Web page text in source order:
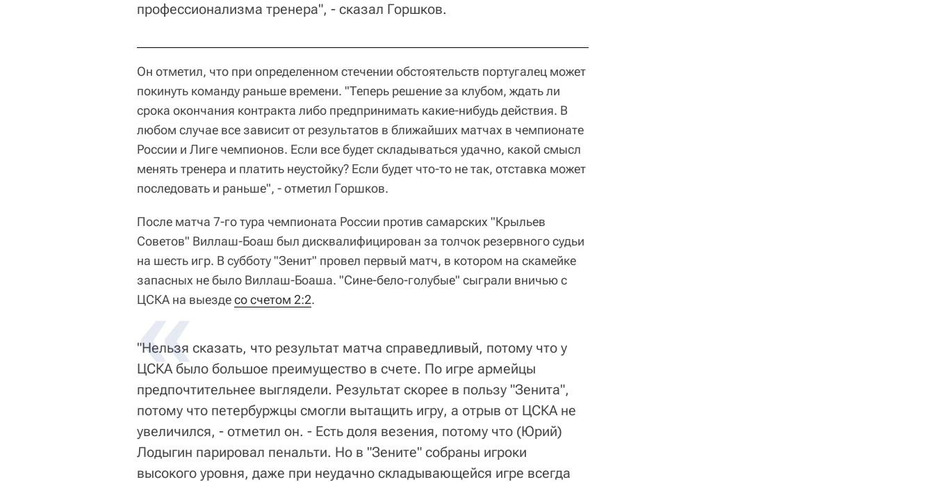
профессионализма тренера", - сказал Горшков.
Он отметил, что при определенном стечении обстоятельств португалец может
покинуть команду раньше времени. "Теперь решение за клубом, ждать ли
срока окончания контракта либо предпринимать какие-нибудь действия. В
любом случае все зависит от результатов в ближайших матчах в чемпионате
России и Лиге чемпионов. Если все будет складываться удачно, какой смысл
менять тренера и платить неустойку? Если будет что-то не так, отставка может
последовать и раньше", - отметил Горшков.
После матча 7-го тура чемпионата России против самарских "Крыльев
Советов" Виллаш-Боаш был дисквалифицирован за толчок резервного судьи
на шесть игр. В субботу "Зенит" провел первый матч, в котором на скамейке
запасных не было Виллаш-Боаша. "Сине-бело-голубые" сыграли вничью с
ЦСКА на выездесо счетом 2:2.
"Нельзя сказать, что результат матча справедливый, потому что у
ЦСКА было большое преимущество в счете. По игре армейцы
предпочтительнее выглядели. Результат скорее в пользу "Зенита",
потому что петербуржцы смогли вытащить игру, а отрыв от ЦСКА не
увеличился, - отметил он. - Есть доля везения, потому что (Юрий)
Лодыгин парировал пенальти. Но в "Зените" собраны игроки
высокого уровня, даже при неудачно складывающейся игре всегда